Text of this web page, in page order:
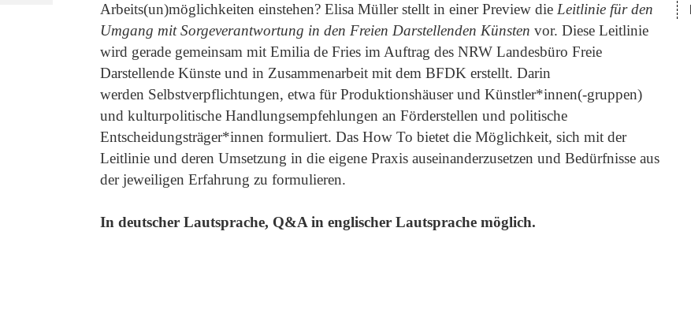
Arbeits(un)möglichkeiten einstehen? Elisa Müller stellt in einer Preview die Leitlinie für den
Umgang mit Sorgeverantwortung in den Freien Darstellenden Künsten vor. Diese Leitlinie
wird gerade gemeinsam mit Emilia de Fries im Auftrag des NRW Landesbüro Freie
Darstellende Künste und in Zusammenarbeit mit dem BFDK erstellt. Darin
werden Selbstverpflichtungen, etwa für Produktionshäuser und Künstler*innen(-gruppen)
und kulturpolitische Handlungsempfehlungen an Förderstellen und politische
Entscheidungsträger*innen formuliert. Das How To bietet die Möglichkeit, sich mit der
Leitlinie und deren Umsetzung in die eigene Praxis auseinanderzusetzen und Bedürfnisse aus
der jeweiligen Erfahrung zu formulieren.
In deutscher Lautsprache, Q&A in englischer Lautsprache möglich.